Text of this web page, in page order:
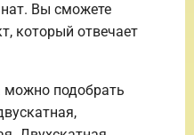
Вы сможете
который отвечает
можно подобрать